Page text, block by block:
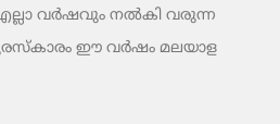
വർഷവും നൽകി വരുന്ന
ഈ വർഷം മലയാള